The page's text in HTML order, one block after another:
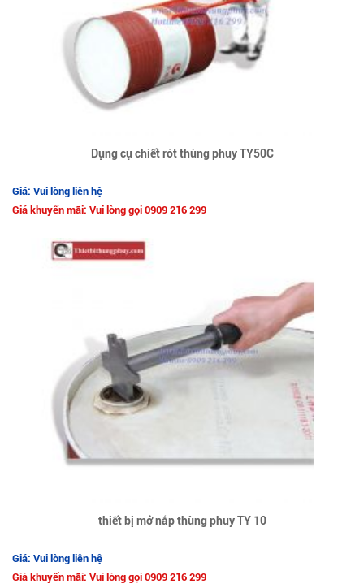
Dụng cụ chiết rót thùng phuy TY50C
Giá: Vui lòng liên hệ
Giá khuyến mãi: Vui lòng gọi 0909 216 299
thiết bị mở nắp thùng phuy TY 10
Giá: Vui lòng liên hệ
Giá khuyến mãi: Vui lòng gọi 0909 216 299